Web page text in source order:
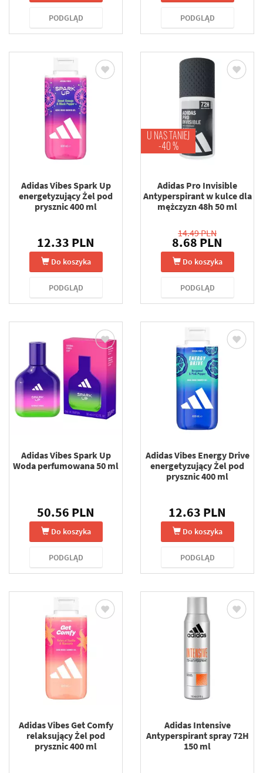
PODGLĄD PODGLĄD
Adidas Vibes Spark Up
energetyzujący Żel pod
prysznic 400 ml
12.33 PLN
Do koszyka
PODGLĄD
U NAS TANIEJ
-40 %
Adidas Pro Invisible
Antyperspirant w kulce dla
mężczyzn 48h 50 ml
14.49 PLN
8.68 PLN
Do koszyka
PODGLĄD
Adidas Vibes Spark Up
Woda perfumowana 50 ml
50.56 PLN
Do koszyka
PODGLĄD
Adidas Vibes Energy Drive
energetyzujący Żel pod
prysznic 400 ml
12.63 PLN
Do koszyka
PODGLĄD
Adidas Vibes Get Comfy
relaksujący Żel pod
prysznic 400 ml
Adidas Intensive
Antyperspirant spray 72H
150 ml